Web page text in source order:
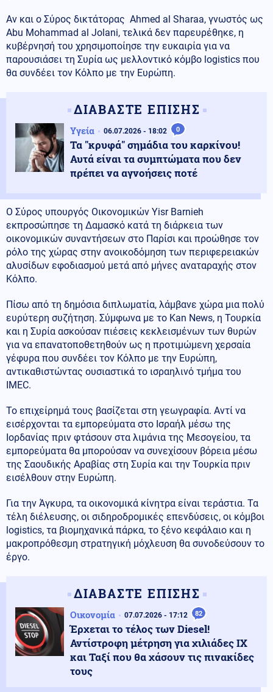
Αν και ο Σύρος δικτάτορας Ahmed al Sharaa, γνωστός ως
Abu Mohammad al Jolani, τελικά δεν παρευρέθηκε, η
κυβέρνησή του χρησιμοποίησε την ευκαιρία για να
παρουσιάσει τη Συρία ως μελλοντικό κόμβο logistics που
θα συνδέει τον Κόλπο με την Ευρώπη.
ΔΙΑΒΑΣΤΕ ΕΠΙΣΗΣ
Υγεία 06.07.2026 - 18:02 0
Τα "κρυφά" σημάδια του καρκίνου!
Αυτά είναι τα συμπτώματα που δεν
πρέπει να αγνοήσεις ποτέ
Ο Σύρος υπουργός Οικονομικών Yisr Barnieh
εκπροσώπησε τη Δαμασκό κατά τη διάρκεια των
οικονομικών συναντήσεων στο Παρίσι και προώθησε τον
ρόλο της χώρας στην ανοικοδόμηση των περιφερειακών
αλυσίδων εφοδιασμού μετά από μήνες αναταραχής στον
Κόλπο.
Πίσω από τη δημόσια διπλωματία, λάμβανε χώρα μια πολύ
ευρύτερη συζήτηση. Σύμφωνα με το Kan News, η Τουρκία
και η Συρία ασκούσαν πιέσεις κεκλεισμένων των θυρών
για να επανατοποθετηθούν ως η προτιμώμενη χερσαία
γέφυρα που συνδέει τον Κόλπο με την Ευρώπη,
αντικαθιστώντας ουσιαστικά το ισραηλινό τμήμα του
IMEC.
Το επιχείρημά τους βασίζεται στη γεωγραφία. Αντί να
εισέρχονται τα εμπορεύματα στο Ισραήλ μέσω της
Ιορδανίας πριν φτάσουν στα λιμάνια της Μεσογείου, τα
εμπορεύματα θα μπορούσαν να συνεχίσουν βόρεια μέσω
της Σαουδικής Αραβίας στη Συρία και την Τουρκία πριν
εισέλθουν στην Ευρώπη.
Για την Άγκυρα, τα οικονομικά κίνητρα είναι τεράστια. Τα
τέλη διέλευσης, οι σιδηροδρομικές επενδύσεις, οι κόμβοι
logistics, τα βιομηχανικά πάρκα, το ξένο κεφάλαιο και η
μακροπρόθεσμη στρατηγική μόχλευση θα συνοδεύσουν το
έργο.
ΔΙΑΒΑΣΤΕ ΕΠΙΣΗΣ
Οικονομία 07.07.2026 - 17:12 82
Έρχεται το τέλος των Diesel!
Αντίστροφη μέτρηση για χιλιάδες ΙΧ
και Ταξί που θα χάσουν τις πινακίδες
τους